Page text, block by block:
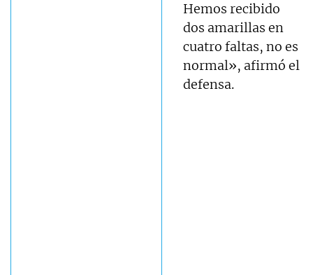
Hemos recibido
dos amarillas en
cuatro faltas, no es
normal», afirmó el
defensa.